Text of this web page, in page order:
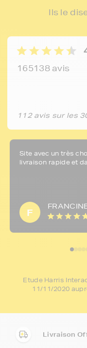
Ils le
165138 avis
112 avis sur les
Site avec un très
livraison rapide et
F
Etude Harris
11/11/2020
Livraison